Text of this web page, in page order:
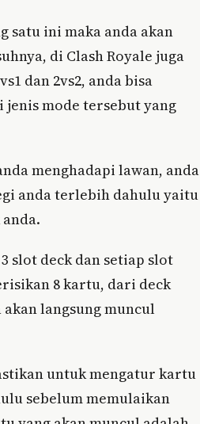
satu ini maka anda akan
di Clash Royale juga
dan 2vs2, anda bisa
mode tersebut yang
menghadapi lawan, anda
anda terlebih dahulu yaitu
slot deck dan setiap slot
8 kartu, dari deck
langsung muncul
untuk mengatur kartu
sebelum memulaikan